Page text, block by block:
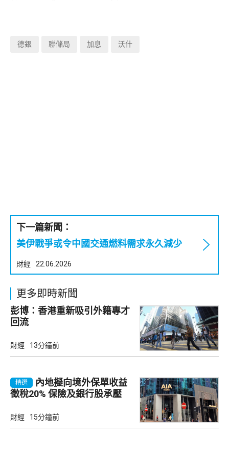
德銀 聯儲局 加息 沃什
下一篇新聞：
美伊戰爭或令中國交通燃料需求永久減少
財經 22.06.2026
更多即時新聞
彭博：香港重新吸引外籍專才
回流
財經 13分鐘前
精選
內地擬向境外保單收益
徵稅20% 保險及銀行股承壓
財經 15分鐘前